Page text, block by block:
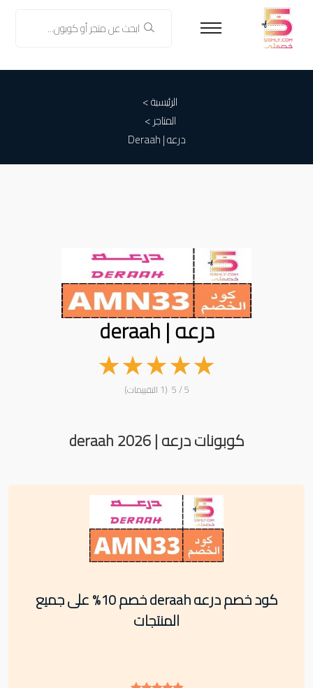
الرئيسية >
المتاجر >
درعه | Deraah
درعه | deraah
★
★
★
★
★ 5 / 5 (1 التقييمات)
كوبونات درعه | deraah 2026
كود خصم درعه deraah خصم 10% على جميع
المنتجات